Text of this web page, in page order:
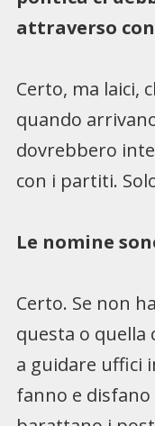
attraverso
Certo, ma laici,
quando
dovrebbero
con i partiti.
Le nomine
Certo. Se non
questa o
a guidare uffici
fanno e